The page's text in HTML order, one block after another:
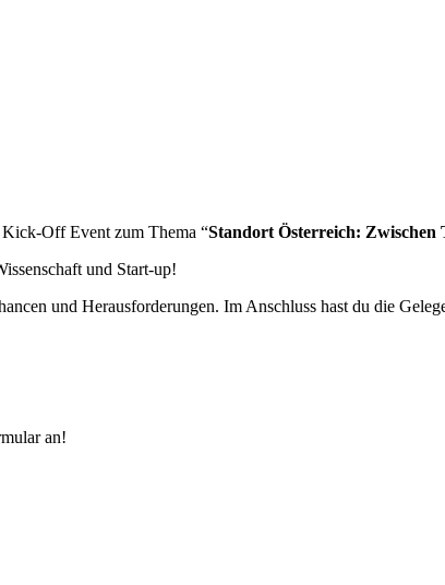
Kick-Off Event zum Thema “Standort Österreich:
und Start-up!
und Herausforderungen. Im Anschluss hast du die
an!